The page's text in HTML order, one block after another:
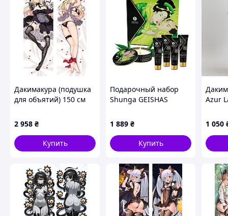
Срок изготовления 2-4 дня
Похожие товары по характеристикам
Дакимакура (подушка
для объятий) 150 см
Kitagawa Marin» tape 8
2 958 ₴
Купить
Подарочный набор
Shunga GEISHAS
Exotic Green Tea
(SO2558)
1 889 ₴
Купить
Azur
1 050